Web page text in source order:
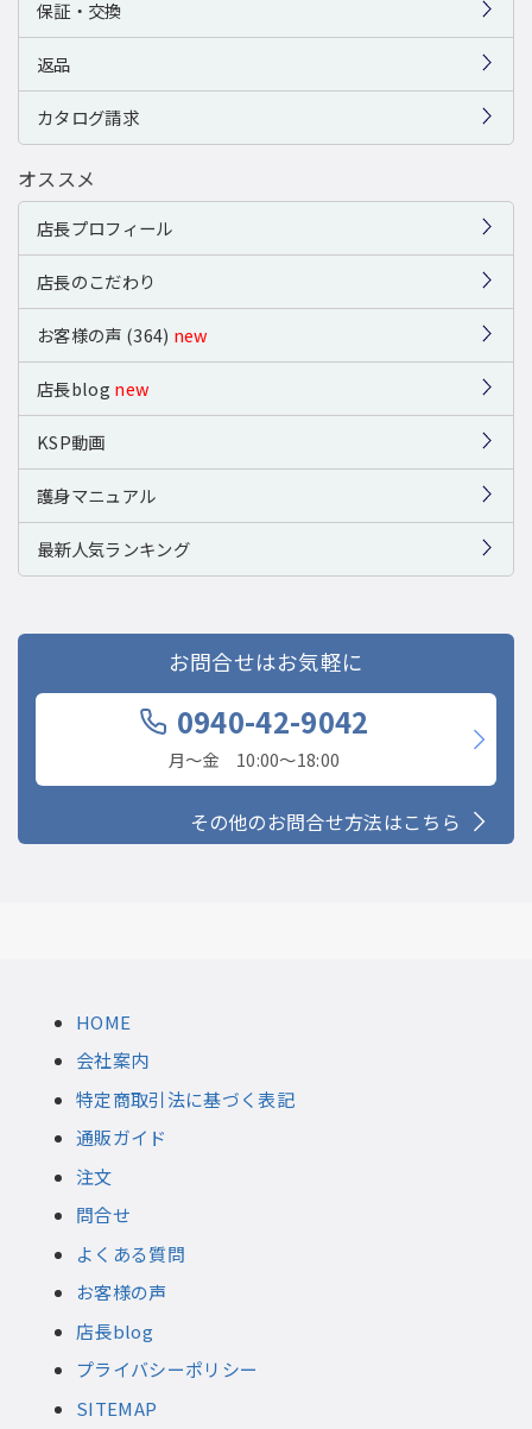
保証・交換
返品
カタログ請求
オススメ
店長プロフィール
店長のこだわり
お客様の声 (364) new
店長blog new
KSP動画
護身マニュアル
最新人気ランキング
お問合せはお気軽に
0940-42-9042
月〜金 10:00〜18:00
その他のお問合せ方法はこちら
HOME
会社案内
特定商取引法に基づく表記
通販ガイド
注文
問合せ
よくある質問
お客様の声
店長blog
プライバシーポリシー
SITEMAP